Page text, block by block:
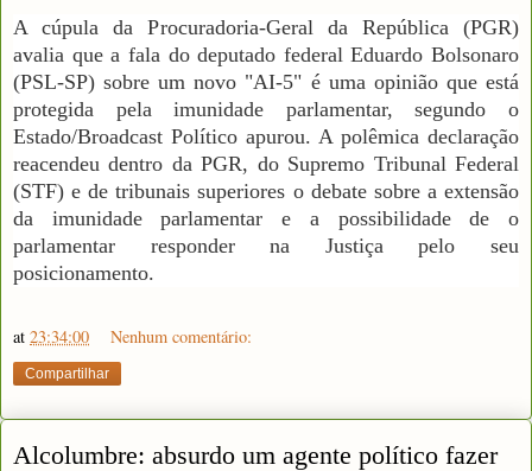
A cúpula da Procuradoria-Geral da República (PGR)
avalia que a fala do deputado federal Eduardo Bolsonaro
(PSL-SP) sobre um novo "AI-5" é uma opinião que está
protegida pela imunidade parlamentar, segundo o
Estado/Broadcast Político apurou. A polêmica declaração
reacendeu dentro da PGR, do Supremo Tribunal Federal
(STF) e de tribunais superiores o debate sobre a extensão
da imunidade parlamentar e a possibilidade de o
parlamentar responder na Justiça pelo seu
posicionamento.
at 23:34:00 Nenhum comentário:
Compartilhar
Alcolumbre: absurdo um agente político fazer